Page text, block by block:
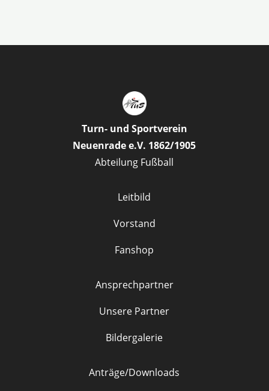
Turn- und Sportverein
Neuenrade e.V. 1862/1905
Abteilung Fußball
Leitbild
Vorstand
Fanshop
Ansprechpartner
Unsere Partner
Bildergalerie
Anträge/Downloads